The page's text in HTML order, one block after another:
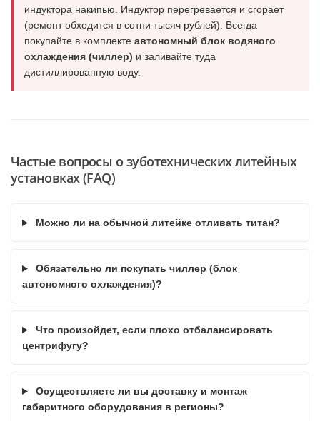
индуктора накипью. Индуктор перегревается и сгорает
(ремонт обходится в сотни тысяч рублей). Всегда
покупайте в комплекте автономный блок водяного
охлаждения (чиллер) и заливайте туда
дистиллированную воду.
Частые вопросы о зуботехнических литейных
установках (FAQ)
Можно ли на обычной литейке отливать титан?
Обязательно ли покупать чиллер (блок
автономного охлаждения)?
Что произойдет, если плохо отбалансировать
центрифугу?
Осуществляете ли вы доставку и монтаж
габаритного оборудования в регионы?